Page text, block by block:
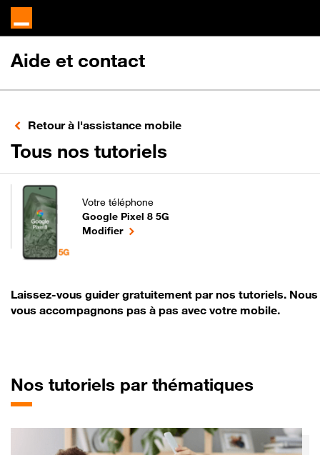
Aide et contact
Retour à l'assistance mobile
Tous nos tutorielspour votre
Laissez-vous guider gratuitement par nos tutoriels. Nous
vous accompagnons pas à pas avec votre mobile.
Votre téléphone
Google Pixel 8 5G
pour votre Google Pixel 8 5G ou
Modifierle téléphone sélectionné
Nos tutoriels par thématiquespour